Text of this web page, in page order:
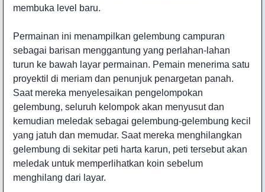
membuka level baru.
Permainan ini menampilkan gelembung campuran
sebagai barisan menggantung yang perlahan-lahan
turun ke bawah layar permainan. Pemain menerima satu
proyektil di meriam dan penunjuk penargetan panah.
Saat mereka menyelesaikan pengelompokan
gelembung, seluruh kelompok akan menyusut dan
kemudian meledak sebagai gelembung-gelembung kecil
yang jatuh dan memudar. Saat mereka menghilangkan
gelembung di sekitar peti harta karun, peti tersebut akan
meledak untuk memperlihatkan koin sebelum
menghilang dari layar.